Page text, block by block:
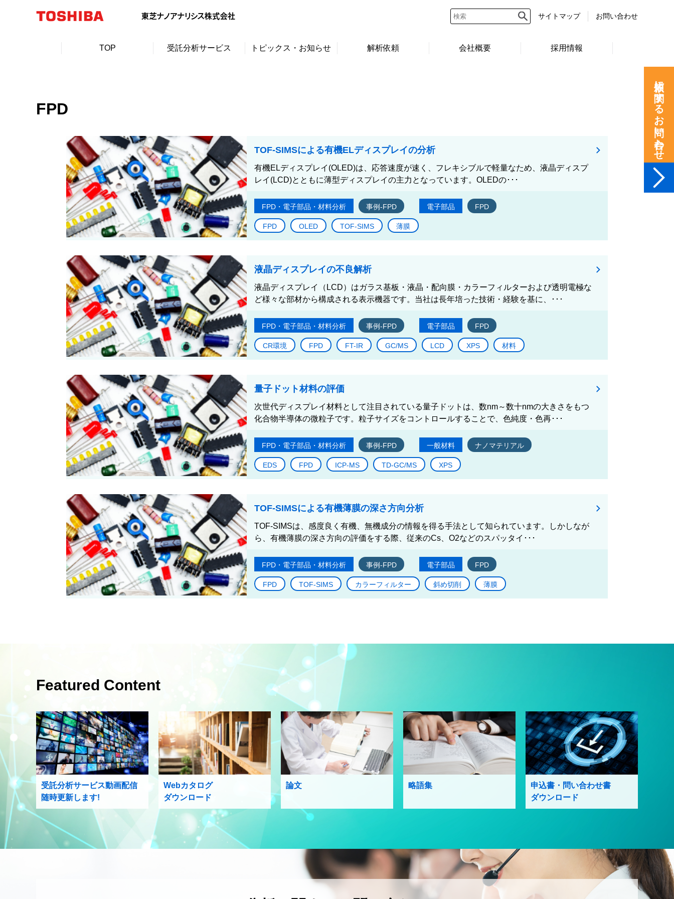
サイトマップ お問い合わせ
TOP 受託分析サービス トピックス・お知らせ 解析依頼 会社概要 採用情報
FPD
TOF-SIMSによる有機ELディスプレイの分析
有機ELディスプレイ(OLED)は、応答速度が速く、フレキシブルで軽量なため、液晶ディスプ
レイ(LCD)とともに薄型ディスプレイの主力となっています。OLEDの･･･
FPD・電子部品・材料分析 事例-FPD 電子部品 FPD
FPD OLED TOF-SIMS 薄膜
液晶ディスプレイの不良解析
液晶ディスプレイ（LCD）はガラス基板・液晶・配向膜・カラーフィルターおよび透明電極な
ど様々な部材から構成される表示機器です。当社は長年培った技術・経験を基に、･･･
FPD・電子部品・材料分析 事例-FPD 電子部品 FPD
CR環境 FPD FT-IR GC/MS LCD XPS 材料
量子ドット材料の評価
次世代ディスプレイ材料として注目されている量子ドットは、数nm～数十nmの大きさをもつ
化合物半導体の微粒子です。粒子サイズをコントロールすることで、色純度・色再･･･
FPD・電子部品・材料分析 事例-FPD 一般材料 ナノマテリアル
EDS FPD ICP-MS TD-GC/MS XPS
TOF-SIMSによる有機薄膜の深さ方向分析
TOF-SIMSは、感度良く有機、無機成分の情報を得る手法として知られています。しかしなが
ら、有機薄膜の深さ方向の評価をする際、従来のCs、O2などのスパッタイ･･･
FPD・電子部品・材料分析 事例-FPD 電子部品 FPD
FPD TOF-SIMS カラーフィルター 斜め切削 薄膜
Featured Content
受託分析サービス動画配信
随時更新します!
Webカタログ
ダウンロード
論文 略語集
申込書・問い合わせ書
ダウンロード
依頼に関するお問い合わせ